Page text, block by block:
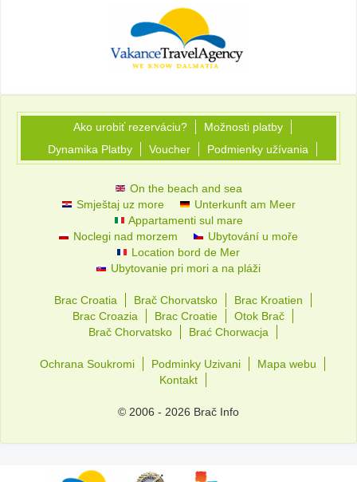
Ako urobiť rezerváciu?
Možnosti platby
Dynamika Platby
Voucher Podmienky užívania
On the beach and sea
Smještaj uz more
Unterkunft am Meer
Appartamenti sul mare
Noclegi nad morzem
Ubytování u moře
Location bord de Mer
Ubytovanie pri mori a na pláži
Brac Croatia Brač Chorvatsko
Brac Kroatien
Brac Croazia
Brac Croatie
Otok Brač
Brač Chorvatsko
Brać Chorwacja
Ochrana Soukromi Podminky Uzivani
Mapa webu
Kontakt
© 2006 - 2026 Brač Info